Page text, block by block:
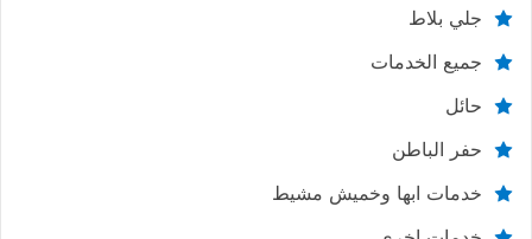
جلي بلاط
جميع الخدمات
حائل
حفر الباطن
خدمات ابها وخميش مشيط